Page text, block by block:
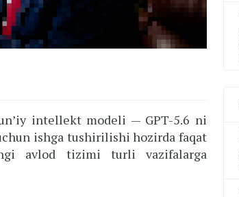
intellekt modeli — GPT-5.6 ni
ishga tushirilishi hozirda faqat
avlod tizimi turli vazifalarga